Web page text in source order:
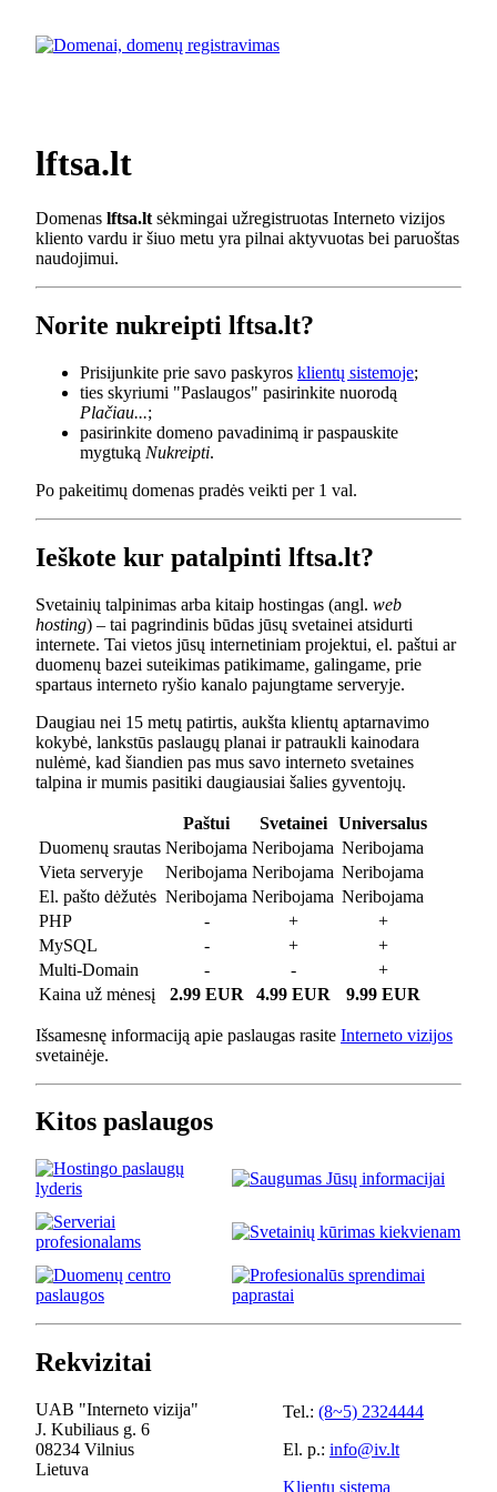
lftsa.lt
Domenas lftsa.lt sėkmingai užregistruotas Interneto vizijos
kliento vardu ir šiuo metu yra pilnai aktyvuotas bei paruoštas
naudojimui.
Norite nukreipti lftsa.lt?
Prisijunkite prie savo paskyros klientų sistemoje;
ties skyriumi "Paslaugos" pasirinkite nuorodą
Plačiau...;
pasirinkite domeno pavadinimą ir paspauskite
mygtuką Nukreipti.
Po pakeitimų domenas pradės veikti per 1 val.
Ieškote kur patalpinti lftsa.lt?
Svetainių talpinimas arba kitaip hostingas (angl. web
hosting) – tai pagrindinis būdas jūsų svetainei atsidurti
internete. Tai vietos jūsų internetiniam projektui, el. paštui ar
duomenų bazei suteikimas patikimame, galingame, prie
spartaus interneto ryšio kanalo pajungtame serveryje.
Daugiau nei 15 metų patirtis, aukšta klientų aptarnavimo
kokybė, lankstūs paslaugų planai ir patraukli kainodara
nulėmė, kad šiandien pas mus savo interneto svetaines
talpina ir mumis pasitiki daugiausiai šalies gyventojų.
Paštui Svetainei
Universalus
Duomenų srautas Neribojama Neribojama Neribojama
Vieta serveryje
Neribojama Neribojama Neribojama
El. pašto dėžutės Neribojama Neribojama Neribojama
PHP
- +
+
MySQL
- +
+
Multi-Domain
- -
+
Kaina už mėnesį
2.99 EUR 4.99 EUR 9.99 EUR
Išsamesnę informaciją apie paslaugas rasite Interneto vizijos
svetainėje.
Kitos paslaugos
Rekvizitai
UAB "Interneto vizija"
J. Kubiliaus g. 6
08234 Vilnius
Lietuva
Tel.: (8~5) 2324444
El. p.: info@iv.lt
Klientų sistema